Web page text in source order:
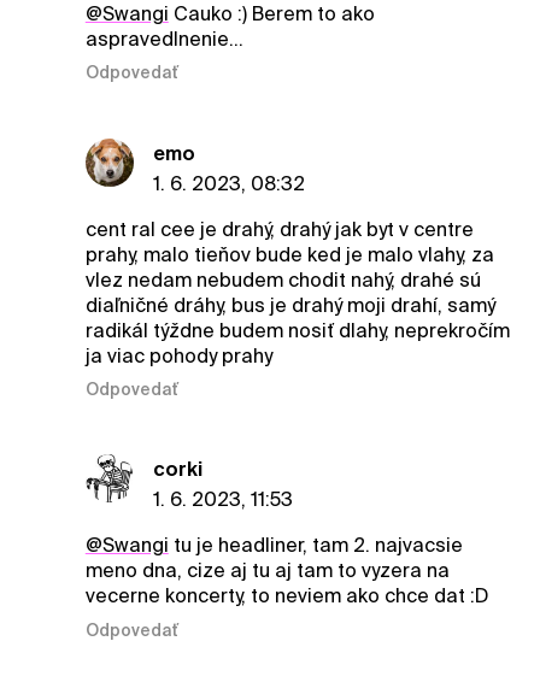
@Swangi Cauko :) Berem to ako
aspravedlnenie...
Odpovedať
emo
1. 6. 2023, 08:32
cent ral cee je drahý, drahý jak byt v centre
prahy, malo tieňov bude ked je malo vlahy, za
vlez nedam nebudem chodit nahý, drahé sú
diaľničné dráhy, bus je drahý moji drahí, samý
radikál týždne budem nosiť dlahy, neprekročím
ja viac pohody prahy
Odpovedať
corki
1. 6. 2023, 11:53
@Swangi tu je headliner, tam 2. najvacsie
meno dna, cize aj tu aj tam to vyzera na
vecerne koncerty, to neviem ako chce dat :D
Odpovedať